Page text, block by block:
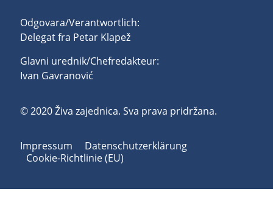
Odgovara/Verantwortlich:
Delegat fra Petar Klapež
Glavni urednik/Chefredakteur:
Ivan Gavranović
© 2020 Živa zajednica. Sva prava pridržana.
Impressum
Datenschutzerklärung
Cookie-Richtlinie (EU)